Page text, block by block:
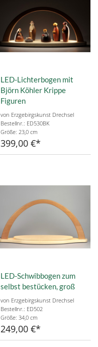
LED-Lichterbogen mit
Björn Köhler Krippe
Figuren
von Erzgebirgskunst Drechsel
Bestellnr.: ED530BK
Größe: 23,0 cm
399,00 €
LED-Schwibbogen zum
selbst bestücken, groß
von Erzgebirgskunst Drechsel
Bestellnr.: ED502
Größe: 34,0 cm
249,00 €